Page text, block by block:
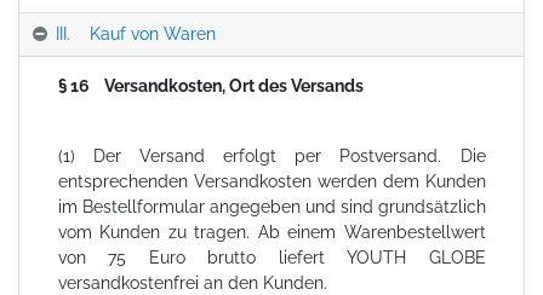
III. Kauf von Waren
§ 16 Versandkosten, Ort des Versands
(1) Der Versand erfolgt per Postversand. Die
entsprechenden Versandkosten werden dem Kunden
im Bestellformular angegeben und sind grundsätzlich
vom Kunden zu tragen. Ab einem Warenbestellwert
von 75 Euro brutto liefert YOUTH GLOBE
versandkostenfrei an den Kunden.